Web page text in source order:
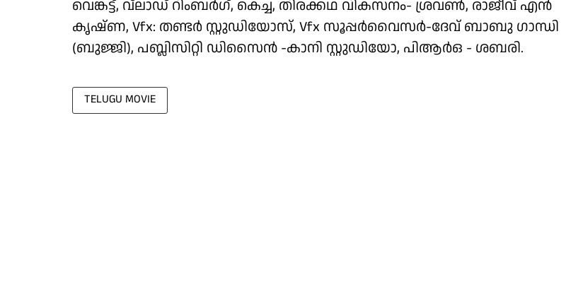
വെങ്കട്ട്, വ്ലാഡ് റിംബർഗ്, കെച്ച, തിരക്കഥ വികസനം- ശ്രവൺ, രാജീവ് എൻ
കൃഷ്ണ, Vfx: തണ്ടർ സ്റ്റുഡിയോസ്, Vfx സൂപ്പർവൈസർ-ദേവ് ബാബു ഗാന്ധി
(ബുജ്ജി), പബ്ലിസിറ്റി ഡിസൈൻ -കാനി സ്റ്റുഡിയോ, പിആർഒ - ശബരി.
TELUGU MOVIE